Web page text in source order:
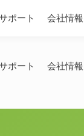
ポート 会社情報
ポート 会社情報